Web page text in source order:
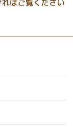
ばご覧ください